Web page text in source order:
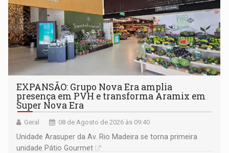
EXPANSÃO: Grupo Nova Era amplia
presença em PVH e transforma Aramix em
Super Nova Era
Geral 08 de Agosto de 2026 às 09:40
Unidade Arasuper da Av. Rio Madeira se torna primeira
unidade Pátio Gourmet